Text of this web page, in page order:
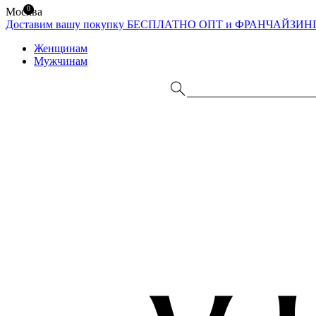
Москва
Доставим вашу покупку БЕСПЛАТНО ОПТ и
Женщинам
Мужчинам
0